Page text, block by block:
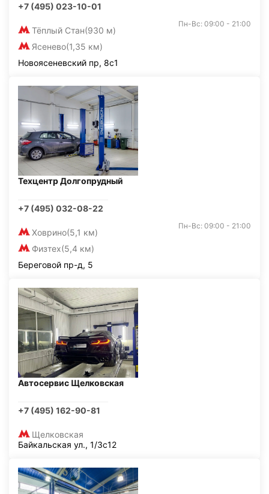
+7 (495) 023-10-01
Тёплый Стан(930 м)
Ясенево(1,35 км)
Пн-Вс: 09:00 - 21:00
Новоясеневский пр, 8с1
Техцентр Долгопрудный
+7 (495) 032-08-22
Ховрино(5,1 км)
Физтех(5,4 км)
Пн-Вс: 09:00 - 21:00
Береговой пр-д, 5
Автосервис Щелковская
+7 (495) 162-90-81
Щелковская
Байкальская ул., 1/3с12